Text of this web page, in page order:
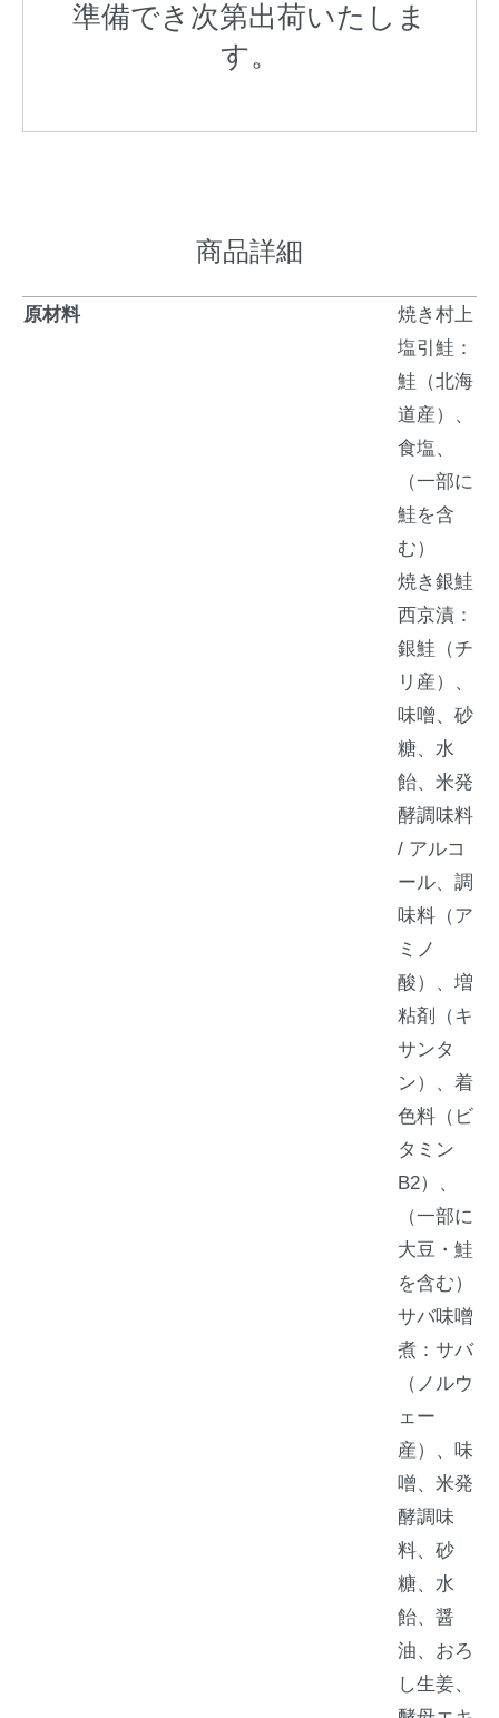
準備でき次第出荷いたしま
す。
商品詳細
原材料
焼き村上
塩引鮭：
鮭（北海
道産）、
食塩、
（一部に
鮭を含
む）
焼き銀鮭
西京漬：
銀鮭（チ
リ産）、
味噌、砂
糖、水
飴、米発
酵調味料
/ アルコ
ール、調
味料（ア
ミノ
酸）、増
粘剤（キ
サンタ
ン）、着
色料（ビ
タミン
B2）、
（一部に
大豆・鮭
を含む）
サバ味噌
煮：サバ
（ノルウ
ェー
産）、味
噌、米発
酵調味
料、砂
糖、水
飴、醤
油、おろ
し生姜、